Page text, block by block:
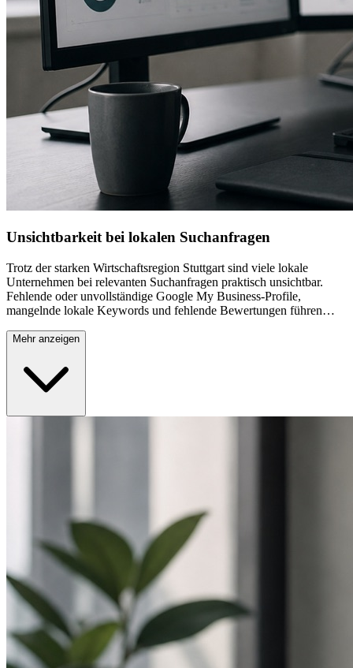
Unsichtbarkeit bei lokalen Suchanfragen
Trotz der starken Wirtschaftsregion Stuttgart sind viele lokale
Unternehmen bei relevanten Suchanfragen praktisch unsichtbar.
Fehlende oder unvollständige Google My Business-Profile,
mangelnde lokale Keywords und fehlende Bewertungen führen
Konkurrenz finden, aber nicht Sie. Local SEO ist besonders in einer
täglich tausende lokale Suchanfragen stattfinden. Ohne gezielte
lokale Suchmaschinenoptimierung verschenken Sie täglich
wertvolle Kundenanfragen an besser optimierte Mitbewerber.
Mehr anzeigen